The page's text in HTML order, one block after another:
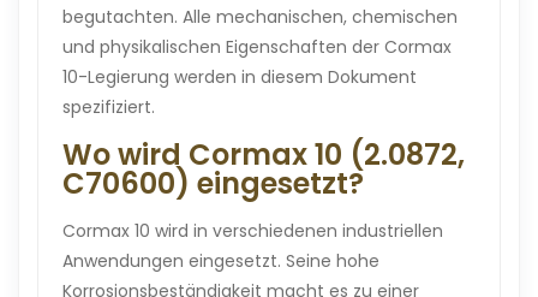
begutachten. Alle mechanischen, chemischen
und physikalischen Eigenschaften der Cormax
10-Legierung werden in diesem Dokument
spezifiziert.
Wo wird Cormax 10 (2.0872,
C70600) eingesetzt?
Cormax 10 wird in verschiedenen industriellen
Anwendungen eingesetzt. Seine hohe
Korrosionsbeständigkeit macht es zu einer